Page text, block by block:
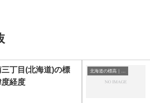
丁目(北海道)の標
経度